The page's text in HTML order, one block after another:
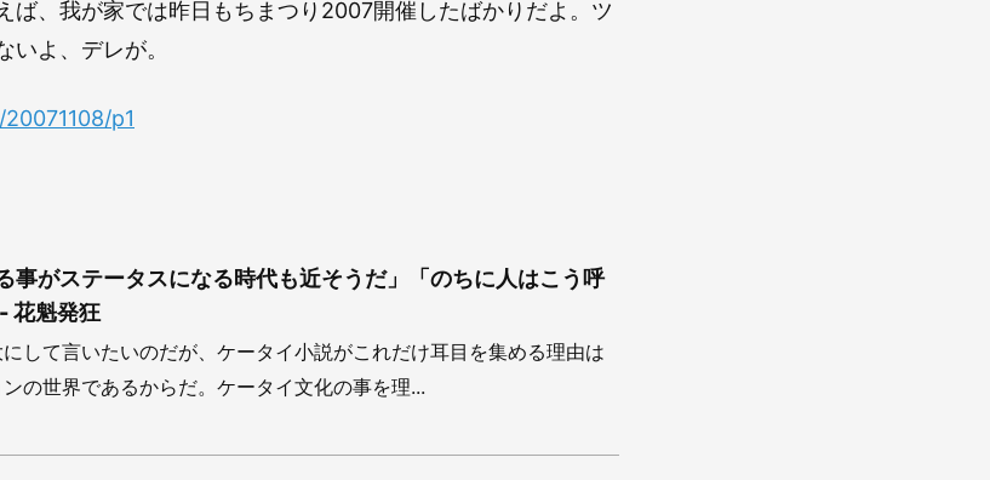
ば、我が家では昨日もちまつり2007開催したばかりだよ。ツ
いよ、デレが。
p1
事がステータスになる時代も近そうだ」「のちに人はこう呼
花魁発狂
して言いたいのだが、ケータイ小説がこれだけ耳目を集める理由は
の世界であるからだ。ケータイ文化の事を理...